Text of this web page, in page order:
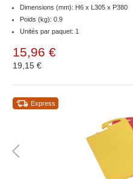
Dimensions (mm): H6 x L305 x P380
Poids (kg): 0.9
Unités par paquet: 1
15,96 €
19,15 €
Express